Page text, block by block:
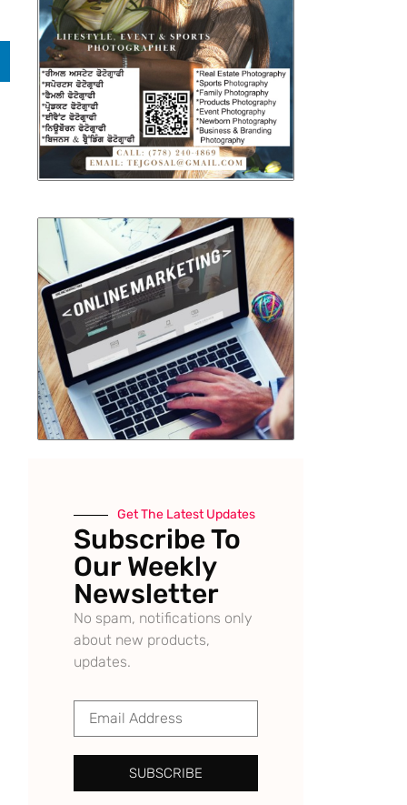
Get The Latest Updates
Subscribe To
Our Weekly
Newsletter
No spam, notifications only
about new products,
updates.
SUBSCRIBE